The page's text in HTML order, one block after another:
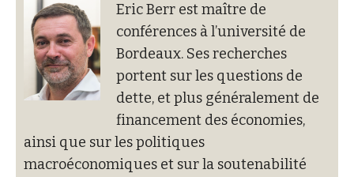
Eric Berr est maître de
conférences à l’université de
Bordeaux. Ses recherches
portent sur les questions de
dette, et plus généralement de
financement des économies,
ainsi que sur les politiques
macroéconomiques et sur la soutenabilité